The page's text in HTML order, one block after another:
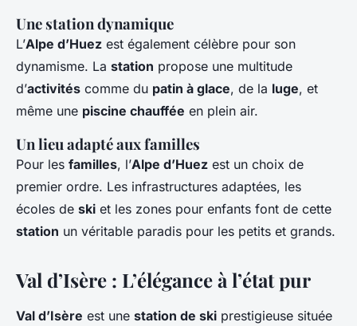
Une station dynamique
L’Alpe d’Huez est également célèbre pour son
dynamisme. La station propose une multitude
d’activités comme du patin à glace, de la luge, et
même une piscine chauffée en plein air.
Un lieu adapté aux familles
Pour les familles, l’Alpe d’Huez est un choix de
premier ordre. Les infrastructures adaptées, les
écoles de ski et les zones pour enfants font de cette
station un véritable paradis pour les petits et grands.
Val d’Isère : L’élégance à l’état pur
Val d’Isère est une station de ski prestigieuse située